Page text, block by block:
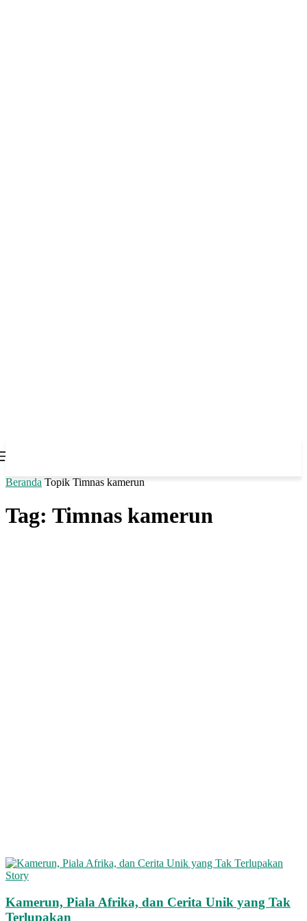
Beranda Topik Timnas kamerun
Tag: Timnas kamerun
Story
Kamerun, Piala Afrika, dan Cerita Unik yang Tak
Terlupakan